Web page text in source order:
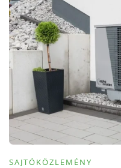
SAJTÓKÖZLEMÉNY